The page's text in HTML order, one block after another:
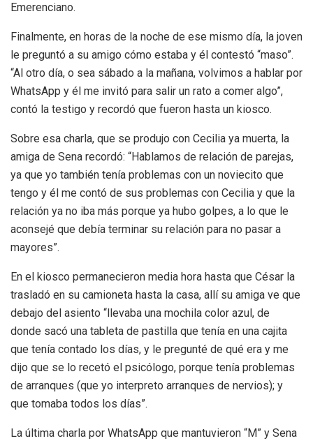
Emerenciano.
Finalmente, en horas de la noche de ese mismo día, la joven
le preguntó a su amigo cómo estaba y él contestó “maso”.
“Al otro día, o sea sábado a la mañana, volvimos a hablar por
WhatsApp y él me invitó para salir un rato a comer algo”,
contó la testigo y recordó que fueron hasta un kiosco.
Sobre esa charla, que se produjo con Cecilia ya muerta, la
amiga de Sena recordó: “Hablamos de relación de parejas,
ya que yo también tenía problemas con un noviecito que
tengo y él me contó de sus problemas con Cecilia y que la
relación ya no iba más porque ya hubo golpes, a lo que le
aconsejé que debía terminar su relación para no pasar a
mayores”.
En el kiosco permanecieron media hora hasta que César la
trasladó en su camioneta hasta la casa, allí su amiga ve que
debajo del asiento “llevaba una mochila color azul, de
donde sacó una tableta de pastilla que tenía en una cajita
que tenía contado los días, y le pregunté de qué era y me
dijo que se lo recetó el psicólogo, porque tenía problemas
de arranques (que yo interpreto arranques de nervios); y
que tomaba todos los días”.
La última charla por WhatsApp que mantuvieron “M” y Sena